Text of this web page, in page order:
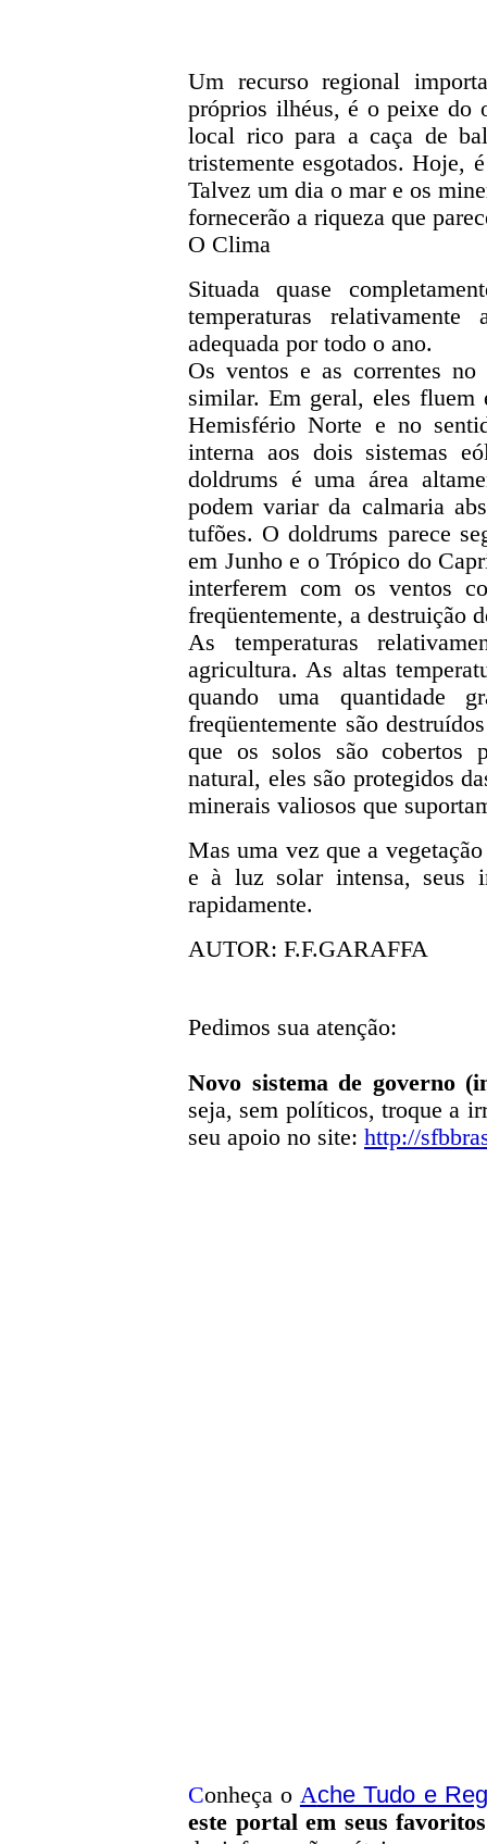
Um recurso regional
próprios ilhéus, é o peixe do
local rico para a caça de
tristemente esgotados. Hoje,
Talvez um dia o mar e os
fornecerão a riqueza que
O Clima
Situada quase
temperaturas
adequada por todo o ano.
Os ventos e as correntes
similar. Em geral, eles fluem
Hemisfério Norte e no
interna aos dois sistemas
doldrums é uma área
podem variar da calmaria
tufões. O doldrums parece
em Junho e o Trópico do
interferem com os ventos
freqüentemente, a destruição
As temperaturas
agricultura. As altas
quando uma quantidade
freqüentemente são
que os solos são cobertos
natural, eles são protegidos
minerais valiosos que
Mas uma vez que a
e à luz solar intensa, seus
rapidamente.
AUTOR: F.F.GARAFFA
Pedimos sua atenção:
Novo sistema de governo
seja, sem políticos, troque a
seu apoio no site: http://
Conheça o Ache Tudo e
este portal em seus favoritos